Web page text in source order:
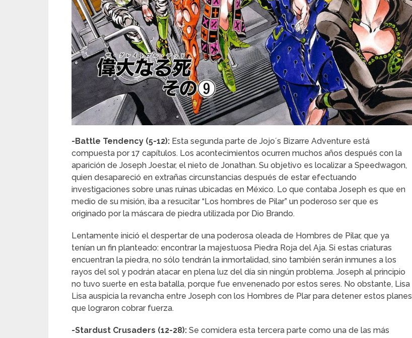
-Battle Tendency (5-12): Esta segunda parte de Jojo´s Bizarre Adventure está
compuesta por 17 capítulos. Los acontecimientos ocurren muchos años después con la
aparición de Joseph Joestar, el nieto de Jonathan. Su objetivo es localizar a Speedwagon,
quien desapareció en extrañas circunstancias después de estar efectuando
investigaciones sobre unas ruinas ubicadas en México. Lo que contaba Joseph es que en
medio de su misión, iba a resucitar “Los hombres de Pilar” un poderoso ser que es
originado por la máscara de piedra utilizada por Dio Brando.
Lentamente inició el despertar de una poderosa oleada de Hombres de Pilar, que ya
tenían un fin planteado: encontrar la majestuosa Piedra Roja del Aja. Si estas criaturas
encuentran la piedra, no sólo tendrán la inmortalidad, sino también serán inmunes a los
rayos del sol y podrán atacar en plena luz del día sin ningún problema. Joseph al principio
no tuvo suerte en esta batalla, porque fue envenenado por estos seres. No obstante, Lisa
Lisa auspicia la revancha entre Joseph con los Hombres de Plar para detener estos planes
que lograron cobrar fuerza.
-Stardust Crusaders (12-28): Se comidera esta tercera parte como una de las más